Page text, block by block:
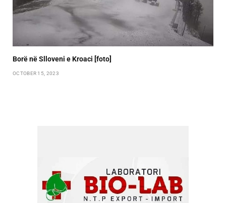
Borë në Slloveni e Kroaci [foto]
OCTOBER 15, 2023